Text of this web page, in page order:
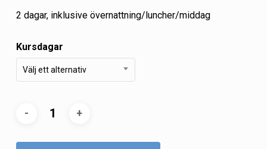
2 dagar, inklusive övernattning/luncher/middag
Kursdagar
Välj ett alternativ